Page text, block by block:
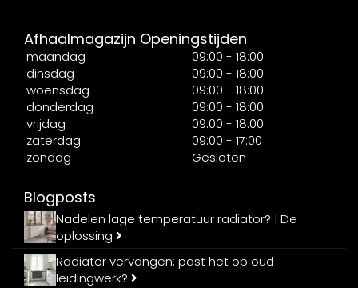
Afhaalmagazijn Openingstijden
maandag
09:00 - 18:00
dinsdag
09:00 - 18:00
woensdag
09:00 - 18:00
donderdag
09:00 - 18:00
vrijdag
09:00 - 18:00
zaterdag
09:00 - 17:00
zondag
Gesloten
Blogposts
Nadelen lage temperatuur radiator? | De
oplossing
Radiator vervangen: past het op oud
leidingwerk?